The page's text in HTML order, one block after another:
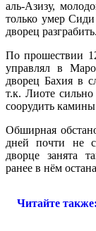
аль-Азизу,
только умер
дворец разграбить.
По прошествии
управлял в
дворец Бахия в
т.к. Лиоте
соорудить
Обширная
дней почти не
дворце занята
ранее в нём
Читайте также: